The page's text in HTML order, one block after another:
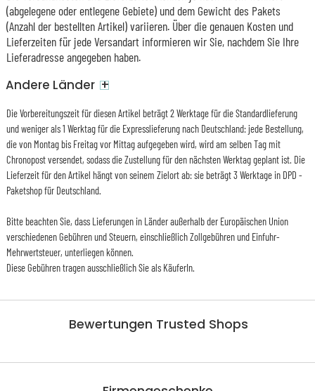
Bewertungen Trusted Shops
(abgelegene oder entlegene Gebiete) und dem Gewicht des Pakets
(Anzahl der bestellten Artikel) variieren. Über die genauen Kosten und
Lieferzeiten für jede Versandart informieren wir Sie, nachdem Sie Ihre
Lieferadresse angegeben haben.
Andere Länder +
Die Vorbereitungszeit für diesen Artikel beträgt 2 Werktage für die Standardlieferung
und weniger als 1 Werktag für die Expresslieferung nach Deutschland: jede Bestellung,
die von Montag bis Freitag vor Mittag aufgegeben wird, wird am selben Tag mit
Chronopost versendet, sodass die Zustellung für den nächsten Werktag geplant ist. Die
Lieferzeit für den Artikel hängt von seinem Zielort ab: sie beträgt 3 Werktage in DPD -
Paketshop für Deutschland.
Bitte beachten Sie, dass Lieferungen in Länder außerhalb der Europäischen Union
verschiedenen Gebühren und Steuern, einschließlich Zollgebühren und Einfuhr-
Mehrwertsteuer, unterliegen können.
Diese Gebühren tragen ausschließlich Sie als KäuferIn.